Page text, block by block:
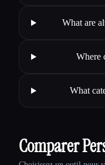
What are
Where
What
Comparer